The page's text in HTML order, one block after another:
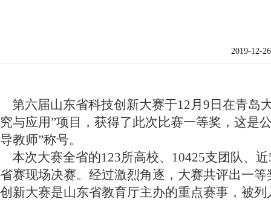
2019-12-26
第六届山东省科技创新大赛于12月9日在青岛
究与应用”项目，获得了此次比赛一等奖，这是
导教师”称号。
本次大赛全省的123所高校、10425支团队、
省赛现场决赛。经过激烈角逐，大赛共评出一
创新大赛是山东省教育厅主办的重点赛事，被